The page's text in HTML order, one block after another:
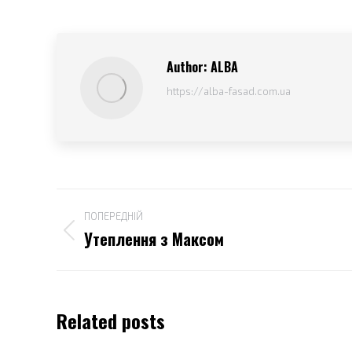
Author: ALBA
https://alba-fasad.com.ua
navigation
ПОПЕРЕДНІЙ
Попередній
Утеплення з Максом
Related posts